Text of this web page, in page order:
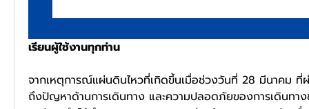
เรียนผู้ใช้งานทุกท่าน
จากเหตุการณ์แผ่นดินไหวที่เกิดขึ้นเมื่อช่วงวันที่ 28 มีนาคม ที่
ถึงปัญหาด้านการเดินทาง และความปลอดภัยของการเดินทา